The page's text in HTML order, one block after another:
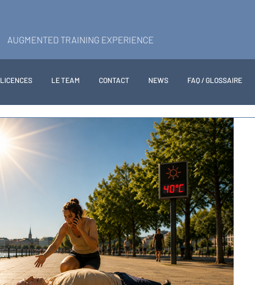
AUGMENTED TRAINING EXPERIENCE
LICENCES LE TEAM CONTACT NEWS FAQ / GLOSSAIRE